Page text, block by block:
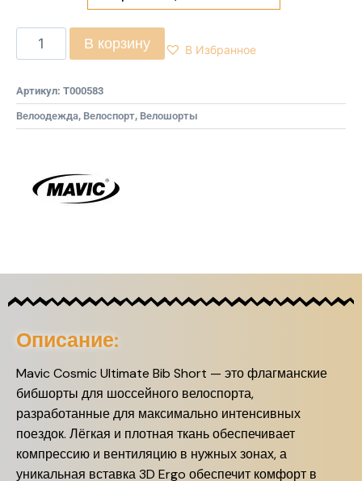
В корзину В Избранное
Артикул: T000583
Велоодежда, Велоспорт, Велошорты
Описание:
Mavic Cosmic Ultimate Bib Short — это флагманские
бибшорты для шоссейного велоспорта,
разработанные для максимально интенсивных
поездок. Лёгкая и плотная ткань обеспечивает
компрессию и вентиляцию в нужных зонах, а
уникальная вставка 3D Ergo обеспечит комфорт в